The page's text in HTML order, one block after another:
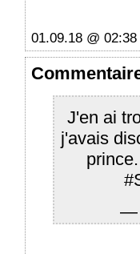
01.09.18 @ 02:38
J'en ai
j'avais
—